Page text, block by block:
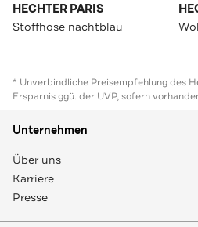
HECHTER PARIS
Stoffhose nachtblau
* Unverbindliche Preisempfehlung des
Ersparnis ggü. der UVP, sofern
Unternehmen
Über uns
Karriere
Presse